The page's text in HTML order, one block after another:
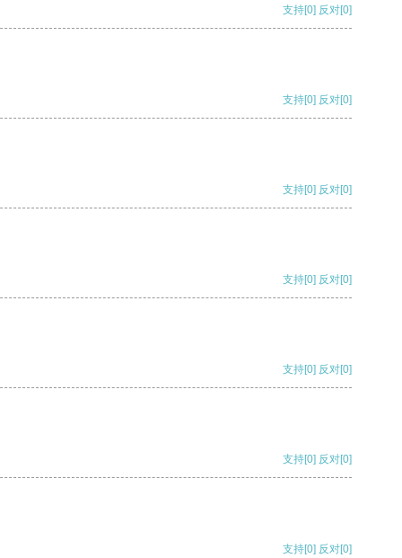
支持[0] 反对[0]
支持[0] 反对[0]
支持[0] 反对[0]
支持[0] 反对[0]
支持[0] 反对[0]
支持[0] 反对[0]
支持[0] 反对[0]